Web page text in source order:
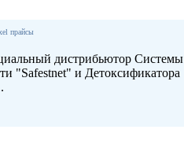
прайсы
дистрибьютор Системы
"Safestnet" и Детоксификатора